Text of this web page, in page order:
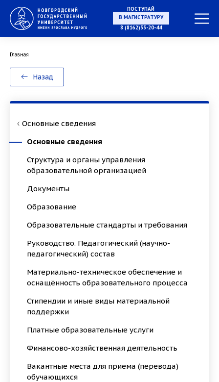
ПОСТУПАЙ
В МАГИСТРАТУРУ
8 (8162)33-20-44
Главная
Назад
Основные сведения
Основные сведения
Структура и органы управления
образовательной организацией
Документы
Образование
Образовательные стандарты и требования
Руководство. Педагогический (научно-
педагогический) состав
Материально-техническое обеспечение и
оснащённость образовательного процесса
Стипендии и иные виды материальной
поддержки
Платные образовательные услуги
Финансово-хозяйственная деятельность
Вакантные места для приема (перевода)
обучающихся